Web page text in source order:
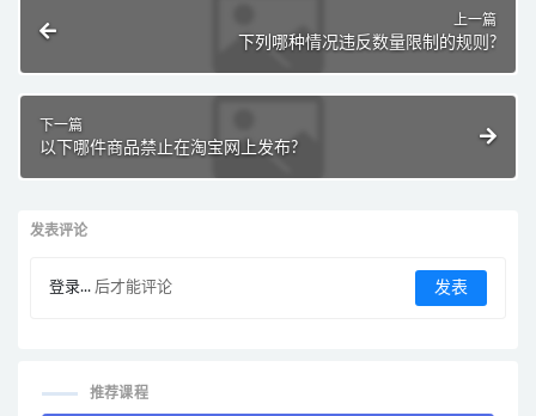
上一篇
下列哪种情况违反数量限制的规则?
下一篇
以下哪件商品禁止在淘宝网上发布?
发表评论
登录... 后才能评论
推荐课程